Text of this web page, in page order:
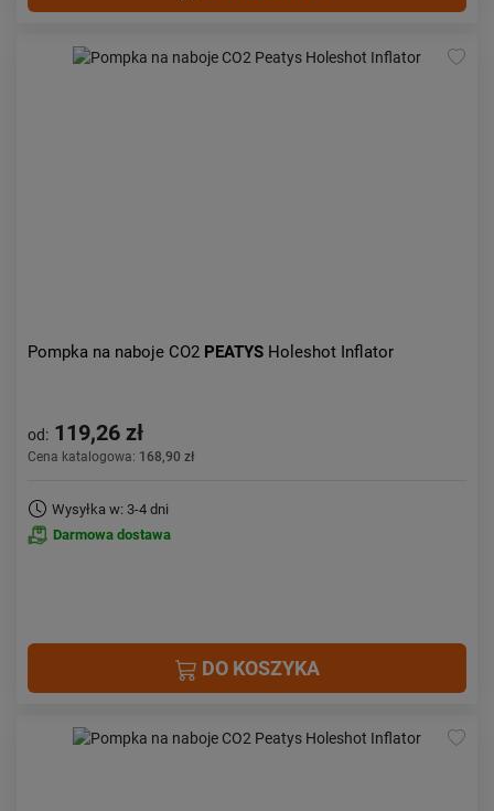
Pompka na naboje CO2 PEATYS Holeshot Inflator
od: 119,26 zł
Cena katalogowa: 168,90 zł
Wysyłka w: 3-4 dni
Darmowa dostawa
DO KOSZYKA